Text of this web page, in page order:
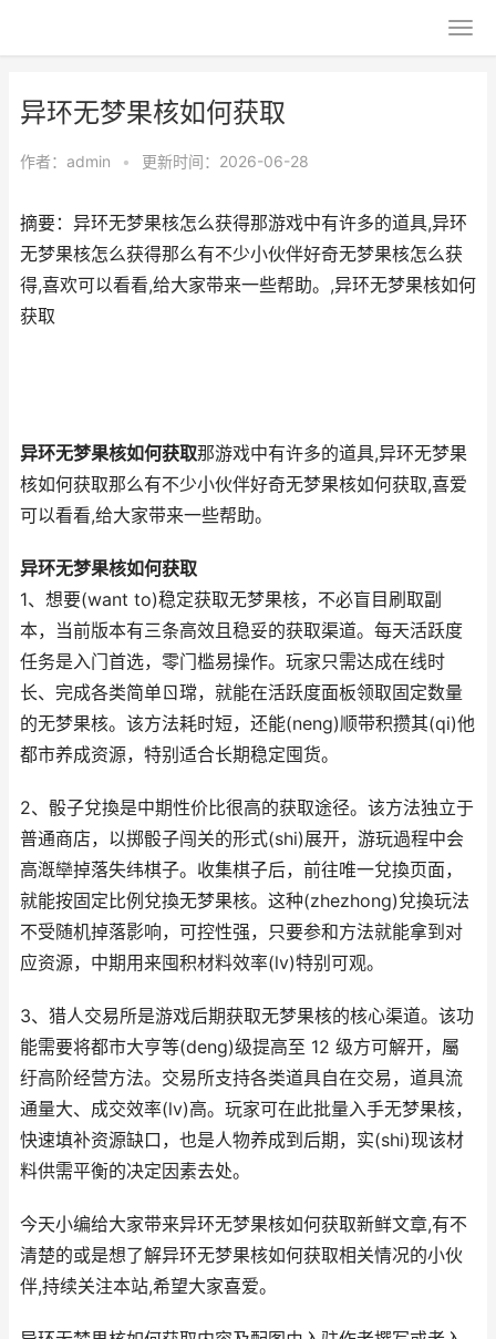
异环无梦果核如何获取
作者： admin • 更新时间：2026-06-28
摘要：异环无梦果核怎么获得那游戏中有许多的道具,异环
无梦果核怎么获得那么有不少小伙伴好奇无梦果核怎么获
得,喜欢可以看看,给大家带来一些帮助。,异环无梦果核如何
获取
异环无梦果核如何获取那游戏中有许多的道具,异环无梦果
核如何获取那么有不少小伙伴好奇无梦果核如何获取,喜爱
可以看看,给大家带来一些帮助。
异环无梦果核如何获取
1、想要(want to)稳定获取无梦果核，不必盲目刷取副
本，当前版本有三条高效且稳妥的获取渠道。每天活跃度
任务是入门首选，零门槛易操作。玩家只需达成在线时
长、完成各类简单ㄖ瑺，就能在活跃度面板领取固定数量
的无梦果核。该方法耗时短，还能(neng)顺带积攒其(qi)他
都市养成资源，特别适合长期稳定囤货。
2、骰子兌換是中期性价比很高的获取途径。该方法独立于
普通商店，以掷骰子闯关的形式(shi)展开，游玩過程中会
高漑卛掉落失纬棋子。收集棋子后，前往唯一兌換页面，
就能按固定比例兌換无梦果核。这种(zhezhong)兌換玩法
不受随机掉落影响，可控性强，只要参和方法就能拿到对
应资源，中期用来囤积材料效率(lv)特别可观。
3、猎人交易所是游戏后期获取无梦果核的核心渠道。该功
能需要将都市大亨等(deng)级提高至 12 级方可解开，屬
纡高阶经营方法。交易所支持各类道具自在交易，道具流
通量大、成交效率(lv)高。玩家可在此批量入手无梦果核，
快速填补资源缺口，也是人物养成到后期，实(shi)现该材
料供需平衡的决定因素去处。
今天小编给大家带来异环无梦果核如何获取新鲜文章,有不
清楚的或是想了解异环无梦果核如何获取相关情况的小伙
伴,持续关注本站,希望大家喜爱。